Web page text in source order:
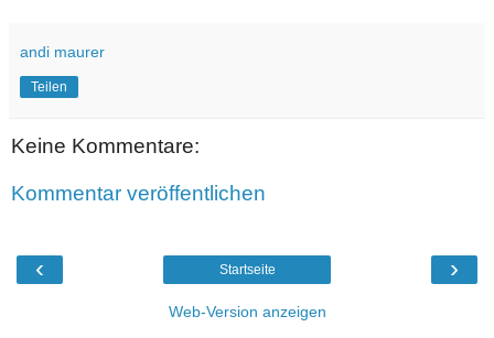
andi maurer
Teilen
Keine Kommentare:
Kommentar veröffentlichen
‹ ›
Startseite
Web-Version anzeigen